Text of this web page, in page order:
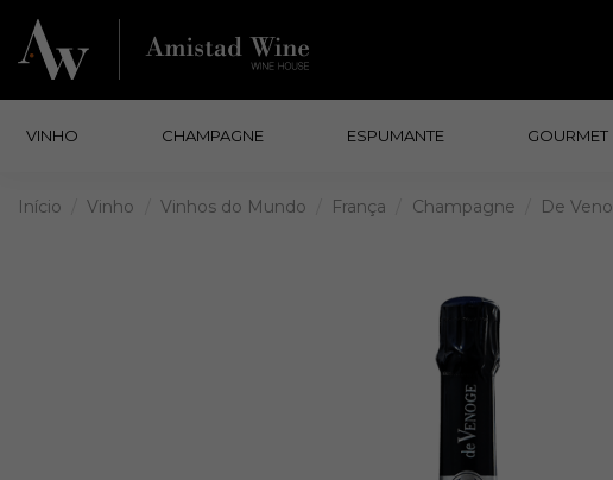
VINHO CHAMPAGNE ESPUMANTE GOURMET
Início Vinho Vinhos do Mundo França Champagne De